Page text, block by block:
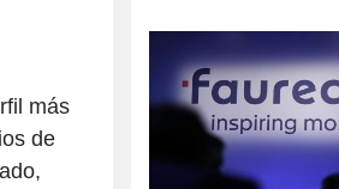
más
de